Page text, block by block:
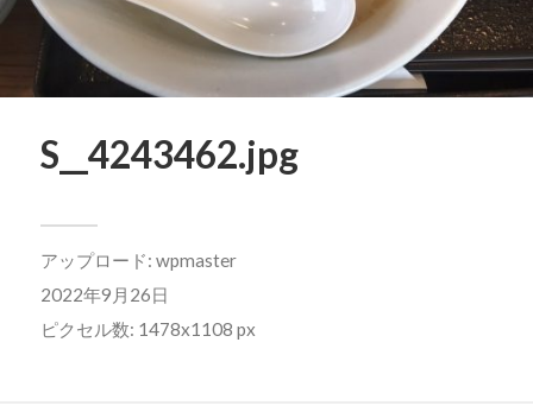
S__4243462.jpg
アップロード: wpmaster
2022年9月26日
ピクセル数: 1478x1108 px